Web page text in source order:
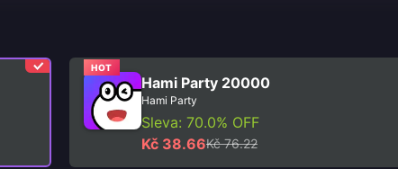
HOT
Hami Party 20000
Hami Party
Sleva: 70.0% OFF
Kč 38.66Kč 76.22